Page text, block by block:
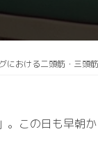
における二頭筋・三
。この日も早